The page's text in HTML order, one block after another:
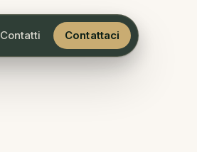
Contatti Contattaci